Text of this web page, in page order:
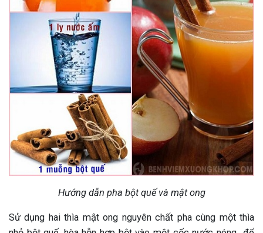
Hướng dẫn pha bột quế và mật ong
Sử dụng hai thìa mật ong nguyên chất pha cùng một thìa